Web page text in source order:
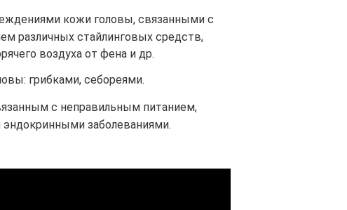
кожи головы, связанными с
различных стайлинговых средств,
воздуха от фена и др.
грибками, себореями.
с неправильным питанием,
заболеваниями.